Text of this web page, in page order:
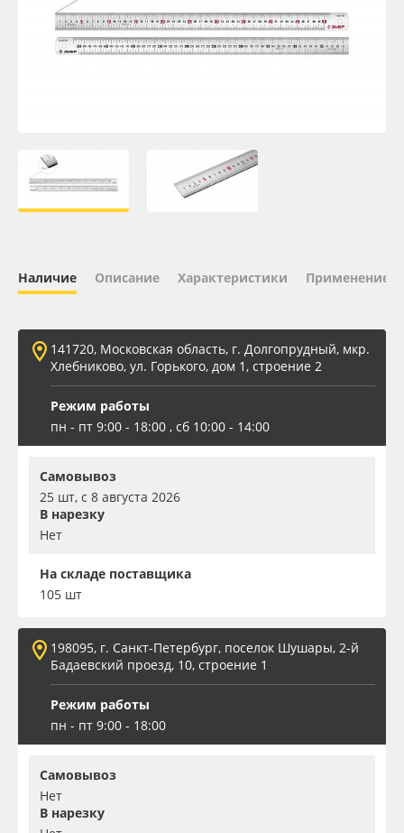
Oracal 641
ПЭТ листовой
ПЭТ бэклит
Заготовки для сувениров
Наличие Описание Характеристики Применение
141720, Московская область, г. Долгопрудный, мкр.
Хлебниково, ул. Горького, дом 1, строение 2
Режим работы
пн - пт 9:00 - 18:00 , сб 10:00 - 14:00
Самовывоз
25 шт, с 8 августа 2026
В нарезку
Нет
На складе поставщика
105 шт
198095, г. Санкт-Петербург, поселок Шушары, 2-й
Бадаевский проезд, 10, строение 1
Режим работы
пн - пт 9:00 - 18:00
Самовывоз
Нет
В нарезку